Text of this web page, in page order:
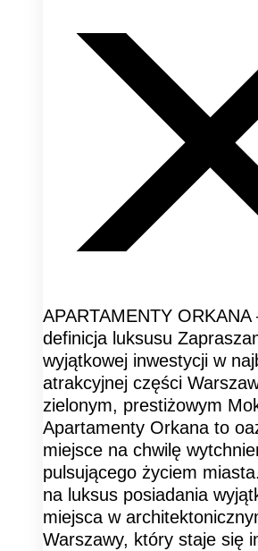
APARTAMENTY ORKANA
definicja luksusu
wyjątkowej inwestycji w
atrakcyjnej części
zielonym, prestiżowym
Apartamenty Orkana to
miejsce na chwilę
pulsującego życiem
na luksus posiadania
miejsca w
Warszawy, który staje się